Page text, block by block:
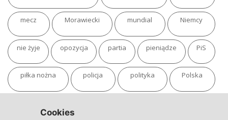
mecz Morawiecki mundial Niemcy
nie żyje opozycja partia pieniądze PiS
piłka nożna policja polityka Polska
Cookies